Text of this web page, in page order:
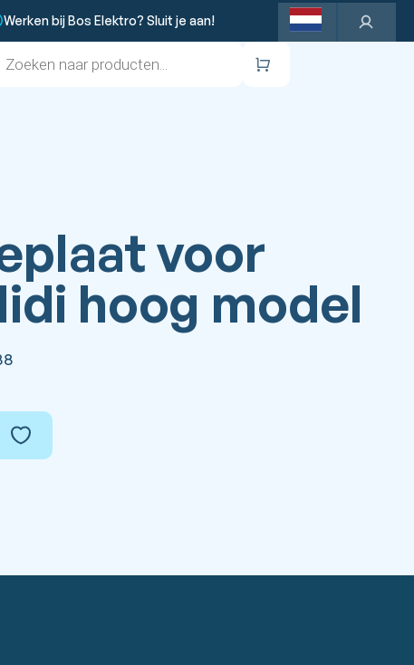
Werken bij Bos Elektro? Sluit je aan!
Winkelwagen
voor
hoog model